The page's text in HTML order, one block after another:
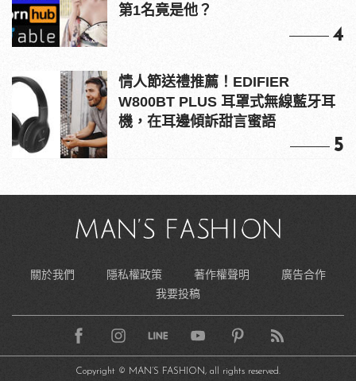
第1名竟是他？
4
情人節送禮推薦！EDIFIER
W800BT PLUS 耳罩式無線藍牙耳
機，在耳邊傾訴甜言蜜語
5
關於我們 隱私權政策 著作權聲明
廣告合作
我要投稿
Copyright © MAN’S FASHION, all rights reserved.